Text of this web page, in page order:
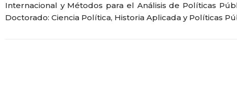
Internacional y Métodos para el Análisis de Políticas
Doctorado: Ciencia Política, Historia Aplicada y Políticas